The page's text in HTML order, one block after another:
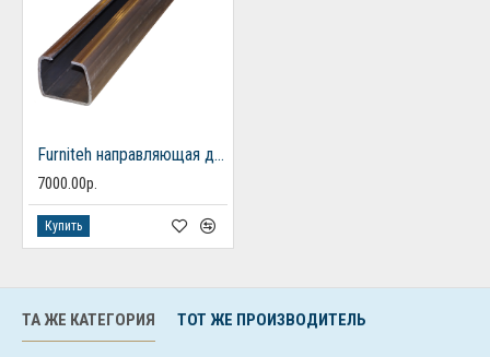
Furniteh направляющая для откатных ворот 6 м
7000.00р.
Купить
ТА ЖЕ КАТЕГОРИЯ ТОТ ЖЕ ПРОИЗВОДИТЕЛЬ